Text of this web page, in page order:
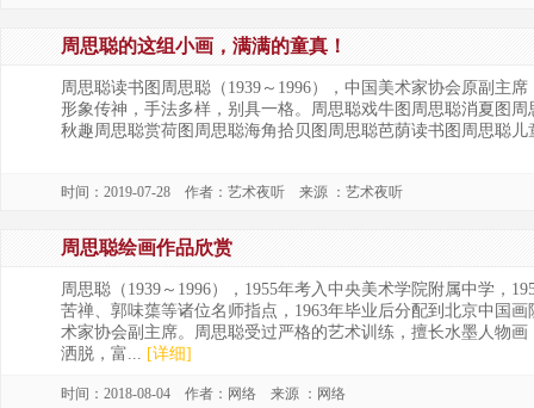
周思聪的这组小画，满满的童真！
周思聪读书图周思聪（1939～1996），中国美术家协会原副主
形象传神，手法多样，别具一格。周思聪戏牛图周思聪消夏图
秋趣周思聪赏荷图周思聪海角拾贝图周思聪芭荫读书图周思聪
时间：2019-07-28 作者：艺术夜听 来源 ：艺术夜听
周思聪绘画作品欣赏
周思聪（1939～1996），1955年考入中央美术学院附属中学，
苦禅、郭味蕖等诸位名师指点，1963年毕业后分配到北京中国
术家协会副主席。周思聪受过严格的艺术训练，擅长水墨人物
洒脱，富... [详细]
时间：2018-08-04 作者：网络 来源 ：网络